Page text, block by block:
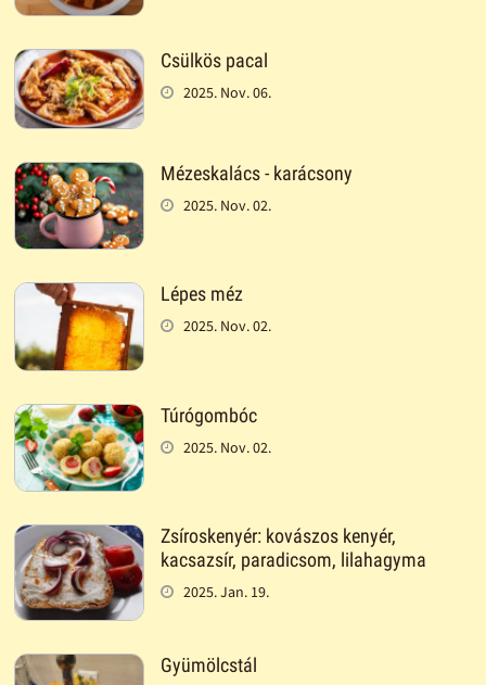
Csülkös pacal
2025. Nov. 06.
Mézeskalács - karácsony
2025. Nov. 02.
Lépes méz
2025. Nov. 02.
Túrógombóc
2025. Nov. 02.
Zsíroskenyér: kovászos kenyér,
kacsazsír, paradicsom, lilahagyma
2025. Jan. 19.
Gyümölcstál